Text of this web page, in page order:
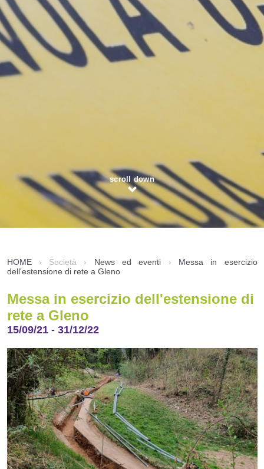
scroll down
HOME › Società › News ed eventi ›
Messa in esercizio
dell'estensione di rete a Gleno
Messa in esercizio dell'estensione di
rete a Gleno
15/09/21- 31/12/22